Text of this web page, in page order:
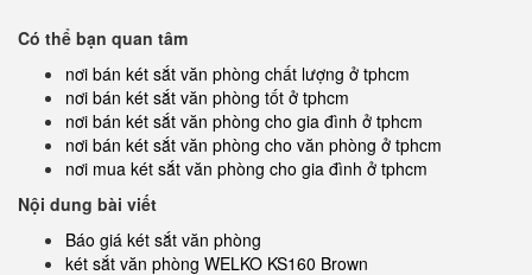
Có thể bạn quan tâm
nơi bán két sắt văn phòng chất lượng ở tphcm
nơi bán két sắt văn phòng tốt ở tphcm
nơi bán két sắt văn phòng cho gia đình ở tphcm
nơi bán két sắt văn phòng cho văn phòng ở tphcm
nơi mua két sắt văn phòng cho gia đình ở tphcm
Nội dung bài viết
Báo giá két sắt văn phòng
két sắt văn phòng WELKO KS160 Brown